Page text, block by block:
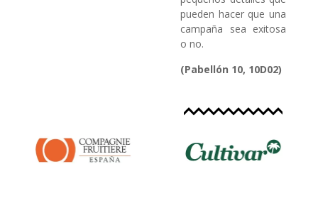
pueden hacer que una
campaña sea exitosa
o no.
(Pabellón 10, 10D02)